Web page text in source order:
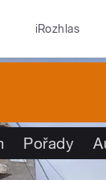
iRozhlas
Pořady